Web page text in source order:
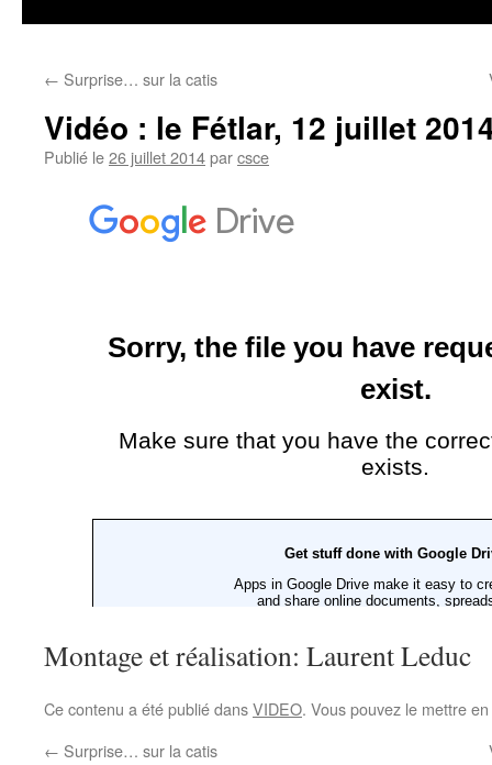
← Surprise… sur la catis
Vidéo : le Fétlar, 12 juillet
Publié le26 juillet 2014parcsce
Montage et réalisation: Laurent Leduc
Ce contenu a été publié dansVIDEO. Vous pouvez le mettre
← Surprise… sur la catis